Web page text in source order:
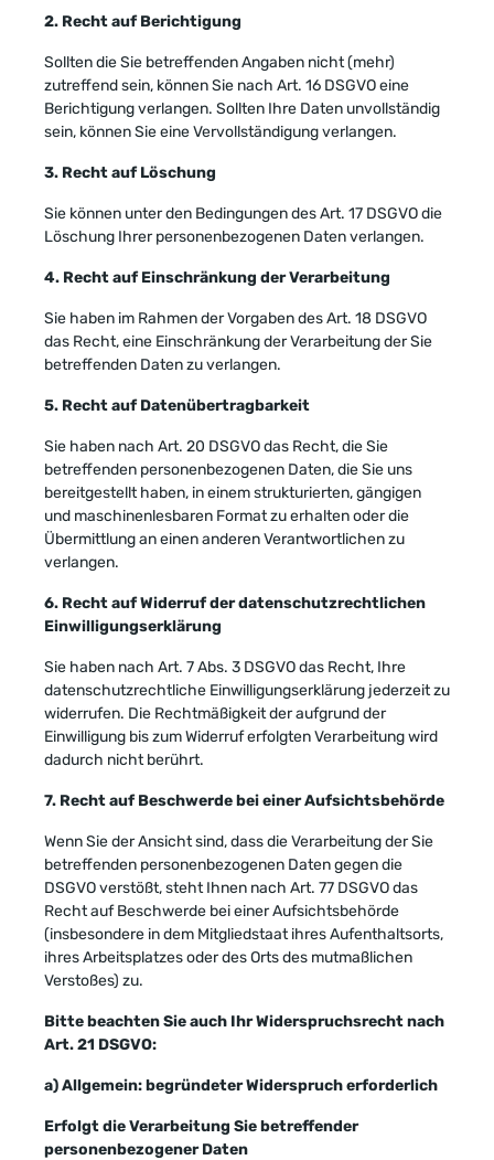
2. Recht auf Berichtigung
Sollten die Sie betreffenden Angaben nicht (mehr)
zutreffend sein, können Sie nach Art. 16 DSGVO eine
Berichtigung verlangen. Sollten Ihre Daten unvollständig
sein, können Sie eine Vervollständigung verlangen.
3. Recht auf Löschung
Sie können unter den Bedingungen des Art. 17 DSGVO die
Löschung Ihrer personenbezogenen Daten verlangen.
4. Recht auf Einschränkung der Verarbeitung
Sie haben im Rahmen der Vorgaben des Art. 18 DSGVO
das Recht, eine Einschränkung der Verarbeitung der Sie
betreffenden Daten zu verlangen.
5. Recht auf Datenübertragbarkeit
Sie haben nach Art. 20 DSGVO das Recht, die Sie
betreffenden personenbezogenen Daten, die Sie uns
bereitgestellt haben, in einem strukturierten, gängigen
und maschinenlesbaren Format zu erhalten oder die
Übermittlung an einen anderen Verantwortlichen zu
verlangen.
6. Recht auf Widerruf der datenschutzrechtlichen
Einwilligungserklärung
Sie haben nach Art. 7 Abs. 3 DSGVO das Recht, Ihre
datenschutzrechtliche Einwilligungserklärung jederzeit zu
widerrufen. Die Rechtmäßigkeit der aufgrund der
Einwilligung bis zum Widerruf erfolgten Verarbeitung wird
dadurch nicht berührt.
7. Recht auf Beschwerde bei einer Aufsichtsbehörde
Wenn Sie der Ansicht sind, dass die Verarbeitung der Sie
betreffenden personenbezogenen Daten gegen die
DSGVO verstößt, steht Ihnen nach Art. 77 DSGVO das
Recht auf Beschwerde bei einer Aufsichtsbehörde
(insbesondere in dem Mitgliedstaat ihres Aufenthaltsorts,
ihres Arbeitsplatzes oder des Orts des mutmaßlichen
Verstoßes) zu.
Bitte beachten Sie auch Ihr Widerspruchsrecht nach
Art. 21 DSGVO:
a) Allgemein: begründeter Widerspruch erforderlich
Erfolgt die Verarbeitung Sie betreffender
personenbezogener Daten